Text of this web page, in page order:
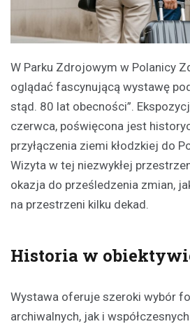
W Parku Zdrojowym w Polanicy
oglądać fascynującą wystawę
stąd. 80 lat obecności”.
czerwca, poświęcona jest
przyłączenia ziemi kłodzkiej do
Wizyta w tej niezwykłej
okazja do prześledzenia zmian,
na przestrzeni kilku dekad.
Historia w
Wystawa oferuje szeroki wybór
archiwalnych, jak i